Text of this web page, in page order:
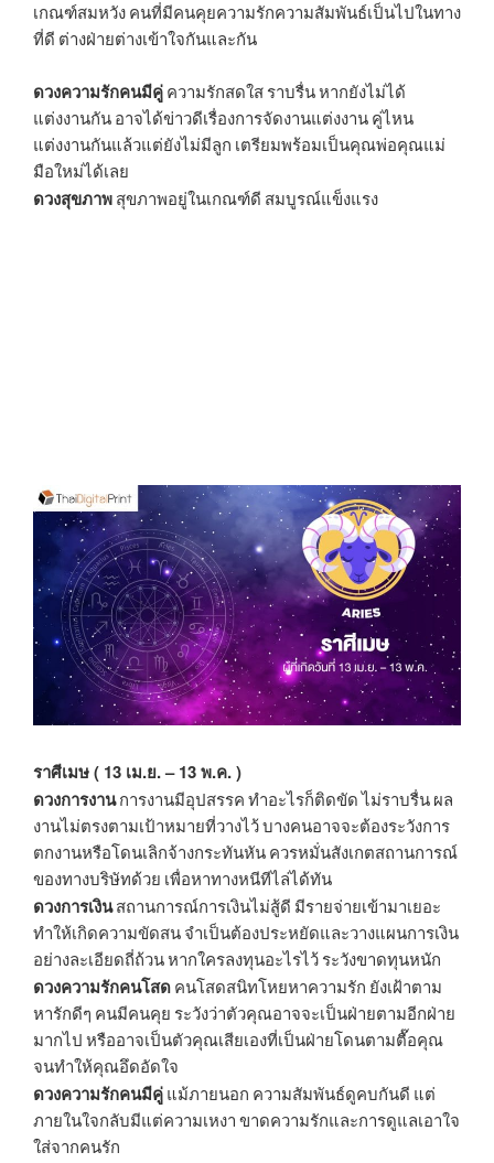
เกณฑ์สมหวัง คนที่มีคนคุยความรักความสัมพันธ์เป็นไปในทาง
ที่ดี ต่างฝ่ายต่างเข้าใจกันและกัน
ดวงความรักคนมีคู่ ความรักสดใส ราบรื่น หากยังไม่ได้
แต่งงานกัน อาจได้ข่าวดีเรื่องการจัดงานแต่งงาน คู่ไหน
แต่งงานกันแล้วแต่ยังไม่มีลูก เตรียมพร้อมเป็นคุณพ่อคุณแม่
มือใหม่ได้เลย
ดวงสุขภาพ สุขภาพอยู่ในเกณฑ์ดี สมบูรณ์แข็งแรง
ราศีเมษ ( 13 เม.ย. – 13 พ.ค. )
ดวงการงานการงานมีอุปสรรค ทำอะไรก็ติดขัด ไม่ราบรื่น ผล
งานไม่ตรงตามเป้าหมายที่วางไว้ บางคนอาจจะต้องระวังการ
ตกงานหรือโดนเลิกจ้างกระทันหัน ควรหมั่นสังเกตสถานการณ์
ของทางบริษัทด้วย เพื่อหาทางหนีทีไล่ได้ทัน
ดวงการเงินสถานการณ์การเงินไม่สู้ดี มีรายจ่ายเข้ามาเยอะ
ทำให้เกิดความขัดสน จำเป็นต้องประหยัดและวางแผนการเงิน
อย่างละเอียดถี่ถ้วน หากใครลงทุนอะไรไว้ ระวังขาดทุนหนัก
ดวงความรักคนโสด คนโสดสนิทโหยหาความรัก ยังเฝ้าตาม
หารักดีๆ คนมีคนคุย ระวังว่าตัวคุณอาจจะเป็นฝ่ายตามอีกฝ่าย
มากไป หรืออาจเป็นตัวคุณเสียเองที่เป็นฝ่ายโดนตามตื๊อคุณ
จนทำให้คุณอึดอัดใจ
ดวงความรักคนมีคู่ แม้ภายนอก ความสัมพันธ์ดูคบกันดี แต่
ภายในใจกลับมีแต่ความเหงา ขาดความรักและการดูแลเอาใจ
ใส่จากคนรัก